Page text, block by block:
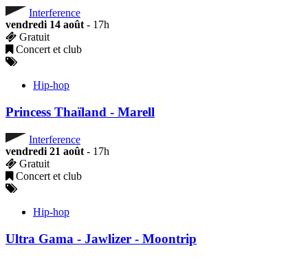
Interference
vendredi 14 août- 17h
Gratuit
Concert et club
Hip-hop
Princess Thaïland - Marell
Interference
vendredi 21 août- 17h
Gratuit
Concert et club
Hip-hop
Ultra Gama - Jawlizer - Moontrip